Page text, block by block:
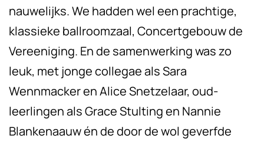
nauwelijks. We hadden wel een prachtige,
klassieke ballroomzaal, Concertgebouw de
Vereeniging. En de samenwerking was zo
leuk, met jonge collegae als Sara
Wennmacker en Alice Snetzelaar, oud-
leerlingen als Grace Stulting en Nannie
Blankenaauw én de door de wol geverfde